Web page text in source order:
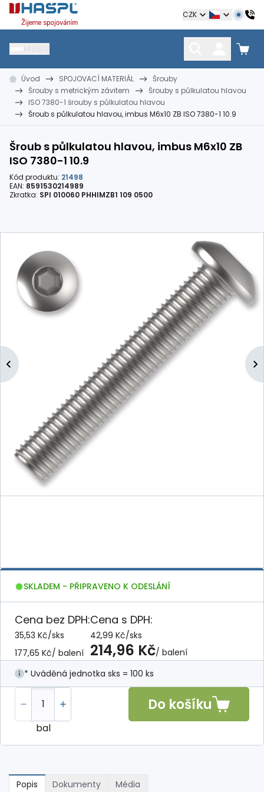
Hašpl CZK
HŘEBÍKY
kramle
SPOJOVACÍ MATERIÁL
vruty, šrouby, matice
KOTEVNÍ TECHNIKA
hmoždinky, napínáky
Úvod SPOJOVACÍ MATERIÁL
Šrouby
Šrouby s metrickým závitem
Šrouby s půlkulatou hlavou
ISO 7380-1 šrouby s půlkulatou hlavou
Šroub s půlkulatou hlavou, imbus M6x10 ZB ISO 7380-1 10.9
Šroub s půlkulatou hlavou, imbus M6x10 ZB
ISO 7380-1 10.9
Kód produktu: 21498
EAN: 8591530214989
Zkratka: SPI 010060 PHHIMZB1 109 0500
SKLADEM - PŘIPRAVENO K ODESLÁNÍ
Cena bez DPH:
35,53 Kč/sks
177,65 Kč/ balení
Cena s DPH:
42,99 Kč/sks
214,96 Kč/ balení
* Uváděná jednotka sks = 100 ks
bal
Do košíku
Popis Dokumenty Média